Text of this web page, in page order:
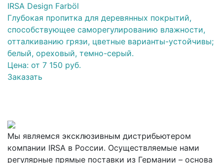
IRSA Design Farböl
Глубокая пропитка для деревянных покрытий,
способствующее саморегулированию влажности,
отталкиванию грязи, цветные варианты-устойчивы;
белый, ореховый, темно-серый.
Цена: от 7 150 руб.
Заказать
Мы являемся эксклюзивным дистрибьютером
компании IRSA в России. Осуществляемые нами
регулярные прямые поставки из Германии – основа